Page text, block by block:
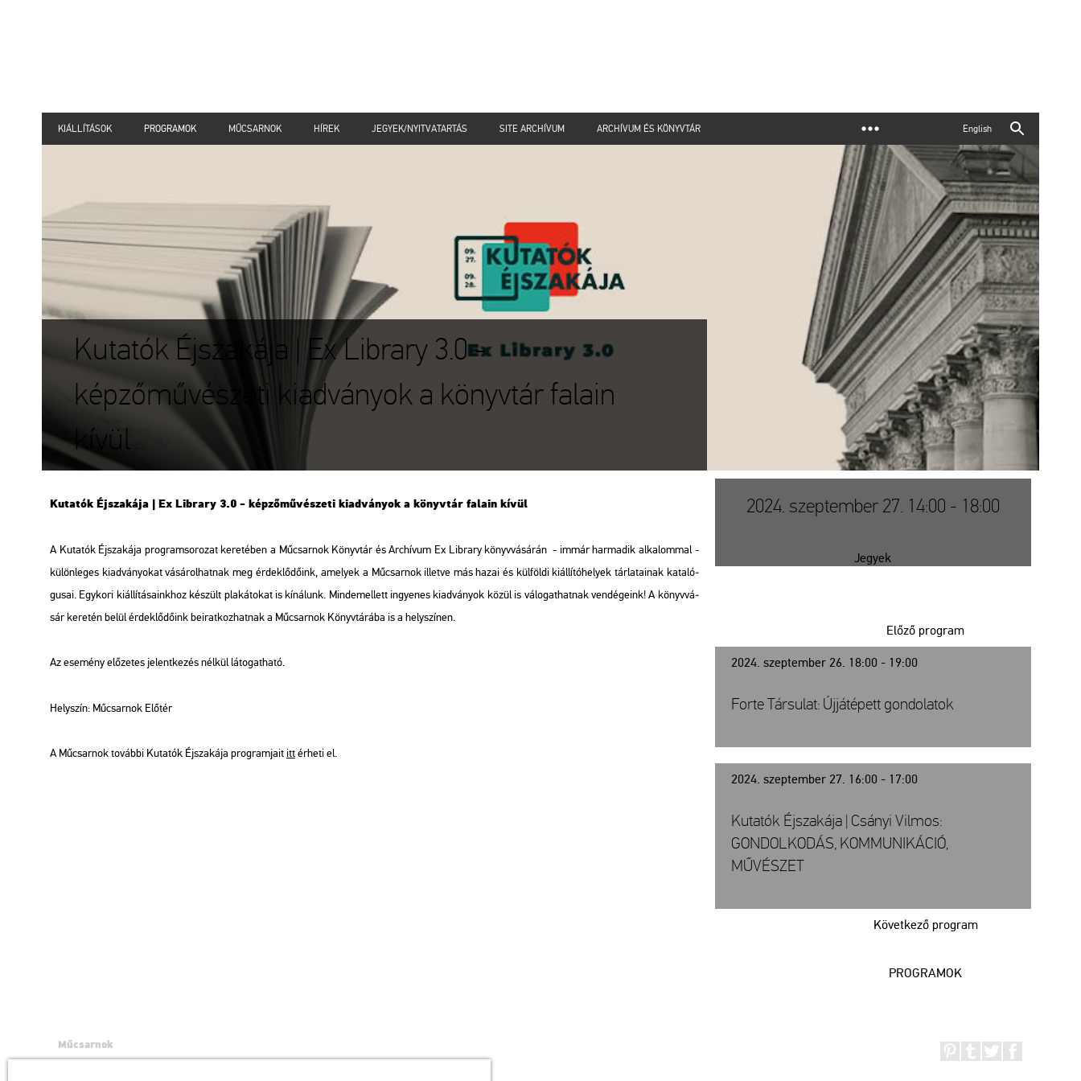
KIÁLLÍTÁSOK PROGRAMOK MŰCSARNOK HÍREK JEGYEK/NYITVATARTÁS SITE ARCHÍVUM ARCHÍVUM ÉS KÖNYVTÁR English
Kutatók Éjszakája | Ex Library 3.0 -
képzőművészeti kiadványok a könyvtár falain
kívül
Ku­ta­tók Éj­sza­ká­ja | Ex Lib­rary 3.0 - kép­ző­mű­vé­sze­ti ki­ad­vá­nyok a könyv­tár fa­la­in kívül
A Ku­ta­tók Éj­sza­ká­ja prog­ram­so­ro­zat ke­re­té­ben a Mű­csar­nok Könyv­tár és Ar­chí­vum Ex Lib­rary könyv­vá­sá­rán - immár har­ma­dik al­ka­lom­mal -
kü­lön­le­ges ki­ad­vá­nyo­kat vá­sá­rol­hat­nak meg ér­dek­lő­dő­ink, ame­lyek a Mű­csar­nok il­let­ve más hazai és kül­föl­di ki­ál­lí­tó­he­lyek tár­la­ta­i­nak ka­ta­ló­
gu­sai. Egy­ko­ri ki­ál­lí­tá­sa­ink­hoz ké­szült pla­ká­to­kat is kí­ná­lunk. Mind­emel­lett in­gye­nes ki­ad­vá­nyok közül is vá­lo­gat­hat­nak ven­dé­ge­ink! A könyv­vá­
sár ke­re­tén belül ér­dek­lő­dő­ink be­irat­koz­hat­nak a Mű­csar­nok Könyv­tá­rá­ba is a hely­szí­nen.
Az ese­mény elő­ze­tes je­lent­ke­zés nél­kül lá­to­gat­ha­tó.
Hely­szín: Mű­csar­nok Elő­tér
A Mű­csar­nok to­váb­bi Ku­ta­tók Éj­sza­ká­ja prog­ram­ja­it ittér­he­ti el.
2024. szeptember 27. 14:00 - 18:00
Jegyek
2024. szeptember 26. 18:00 - 19:00
Előző program
Forte Társulat: Újjátépett gondolatok
2024. szeptember 27. 16:00 - 17:00
Következő program
Kutatók Éjszakája | Csányi Vilmos:
GONDOLKODÁS, KOMMUNIKÁCIÓ,
MŰVÉSZET
PROGRAMOK
Műcsarnok